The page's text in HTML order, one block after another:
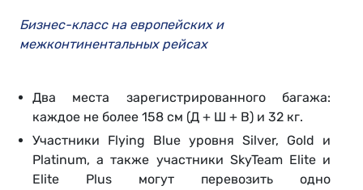
Бизнес-класс на европейских и
межконтинентальных рейсах
Два места зарегистрированного багажа:
каждое не более 158 см (Д + Ш + В) и 32 кг.
Участники Flying Blue уровня Silver, Gold и
Platinum, а также участники SkyTeam Elite и
Elite Plus могут перевозить одно